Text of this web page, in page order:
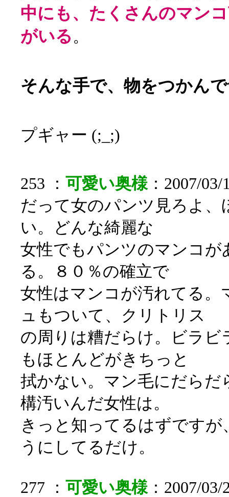
中にも、たくさんのマン
がいる 。
そんな手で、物をつかん
プギャー (;_;)
253 ： 可愛い奥様：2007/03/
だって女のパンツ見ろよ
い。どんな綺麗な
女性でもパンツのマンコ
る。８０％の確立で
女性はマンコが汚れてる
ュもついて、クリトリス
の周りは糟だらけ。ビラ
もほとんどがきちっと
拭かない。マン毛にだら
構汚いんだ女性は。
きっと知ってるはずです
うにしてるだけ。
277 ： 可愛い奥様：2007/03/